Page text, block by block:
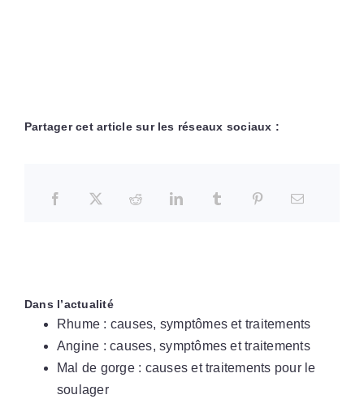
Partager cet article sur les réseaux sociaux :
Dans l’actualité
Rhume : causes, symptômes et traitements
Angine : causes, symptômes et traitements
Mal de gorge : causes et traitements pour le
soulager